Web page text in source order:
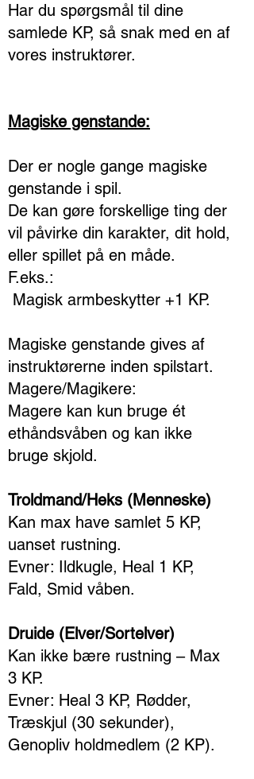
Har du spørgsmål til dine
samlede KP, så snak med en af
vores instruktører.
Magiske genstande:
Der er nogle gange magiske
genstande i spil.
De kan gøre forskellige ting der
vil påvirke din karakter, dit hold,
eller spillet på en måde.
F.eks.:
Magisk armbeskytter +1 KP.
Magiske genstande gives af
instruktørerne inden spilstart.
Magere/Magikere:
Magere kan kun bruge ét
ethåndsvåben og kan ikke
bruge skjold.
Troldmand/Heks (Menneske)
Kan max have samlet 5 KP,
uanset rustning.
Evner: Ildkugle, Heal 1 KP,
Fald, Smid våben.
Druide (Elver/Sortelver)
Kan ikke bære rustning – Max
3 KP.
Evner: Heal 3 KP, Rødder,
Træskjul (30 sekunder),
Genopliv holdmedlem (2 KP).